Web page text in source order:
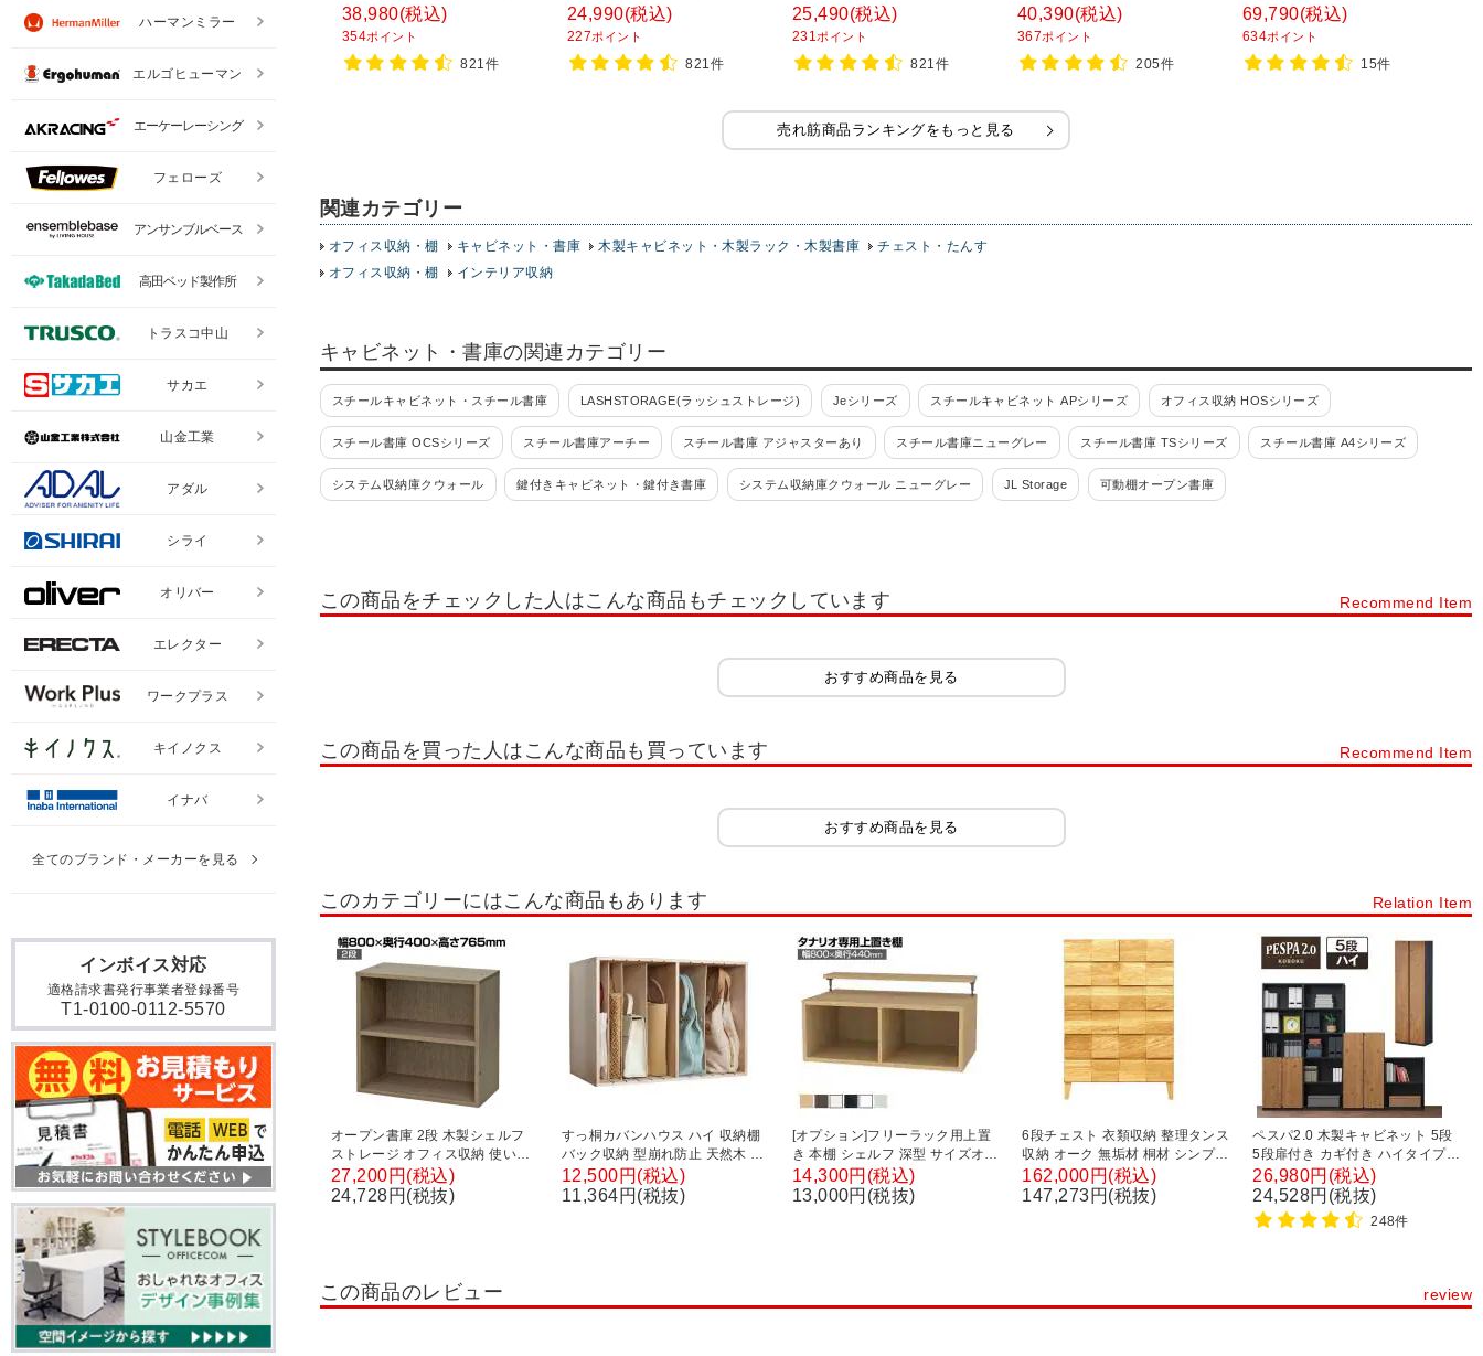
800×奥行400×高さ1850mm
38,980(税込)
354ポイント
821件
付き 幅800×奥行400×高さ
1100mm
24,990(税込)
227ポイント
821件
ス付き 幅800×奥行400×高さ
1100mm
25,490(税込)
231ポイント
821件
き オフィス キャビネット 国産 完
成品 【SIAA】
40,390(税込)
367ポイント
205件
ック 幅900×奥行450×高さ
1050mm/RW45-310D RK45-
310D 【国産】 【完成品】
69,790(税込)
634ポイント
15件
売れ筋商品ランキングをもっと見る
関連カテゴリー
オフィス収納・棚 キャビネット・書庫 木製キャビネット・木製ラック・木製書庫
チェスト・たんす
オフィス収納・棚
インテリア収納
キャビネット・書庫の関連カテゴリー
スチールキャビネット・スチール書庫 LASHSTORAGE(ラッシュストレージ) Jeシリーズ スチールキャビネット APシリーズ オフィス収納 HOSシリーズ
スチール書庫 OCSシリーズ スチール書庫アーチー スチール書庫 アジャスターあり スチール書庫ニューグレー スチール書庫 TSシリーズ スチール書庫 A4シリーズ
システム収納庫クウォール 鍵付きキャビネット・鍵付き書庫 システム収納庫クウォール ニューグレー JL Storage 可動棚オープン書庫
書類整理ケース 高さ880mm(錠付・鍵付) 書類整理ケース デスク周辺型 書類整理ケース デスク周辺型(錠付・鍵付) ファイリングキャビネット
木製キャビネット・木製ラック・木製書庫 サイズオーダーラックタナリオ
木製役員用家具 チェスト・たんす
両開き書庫・両開きキャビネット ガラス戸書庫・ガラス扉キャビネット ラテラル書庫・引き出し書庫
パーソナルロッカー・個人ロッカー その他扉タイプ書庫
この商品をチェックした人はこんな商品もチェックしています Recommend Item
おすすめ商品を見る
この商品を買った人はこんな商品も買っています Recommend Item
おすすめ商品を見る
このカテゴリーにはこんな商品もあります Relation Item
オープン書庫 2段 木製シェルフ
ストレージ オフィス収納 使い方
自由 シンプル おしゃれな木目 幅
800×奥行400×高さ765mm
27,200円(税込)
24,728円(税抜)
すっ桐カバンハウス ハイ 収納棚
バック収納 型崩れ防止 天然木 整
理収納アドバイザー監修 幅595×
奥行365×高さ435mm
12,500円(税込)
11,364円(税抜)
[オプション]フリーラック用上置
き 本棚 シェルフ 深型 サイズオー
ダー タナリオ 幅800×奥行440×
高さ365～585mm 白井産業 国産
14,300円(税込)
13,000円(税抜)
6段チェスト 衣類収納 整理タンス
収納 オーク 無垢材 桐材 シンプル
国産 日本製 幅幅782×奥行435×
高さ1141mm
162,000円(税込)
147,273円(税抜)
ペスパ2.0 木製キャビネット 5段
5段扉付き カギ付き ハイタイプ
幅600×奥行369×高さ1874mm
【古木調扉】
26,980円(税込)
24,528円(税抜)
248件
この商品のレビュー review
インボイス対応
適格請求書発行事業者登録番号
T1-0100-0112-5570
ハーマンミラー
エルゴヒューマン
エーケーレーシング
フェローズ
アンサンブルベース
高田ベッド製作所
トラスコ中山
サカエ
山金工業
アダル
シライ
オリバー
エレクター
ワークプラス
キイノクス
イナバ
全てのブランド・メーカーを見る